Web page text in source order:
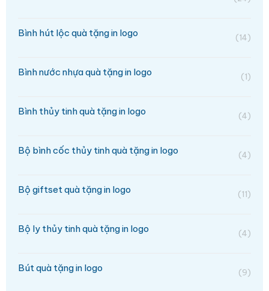
Bình hút lộc quà tặng in logo (14)
Bình nước nhựa quà tặng in logo (1)
Bình thủy tinh quà tặng in logo (4)
Bộ bình cốc thủy tinh quà tặng in logo (4)
Bộ giftset quà tặng in logo (11)
Bộ ly thủy tinh quà tặng in logo (4)
Bút quà tặng in logo (9)